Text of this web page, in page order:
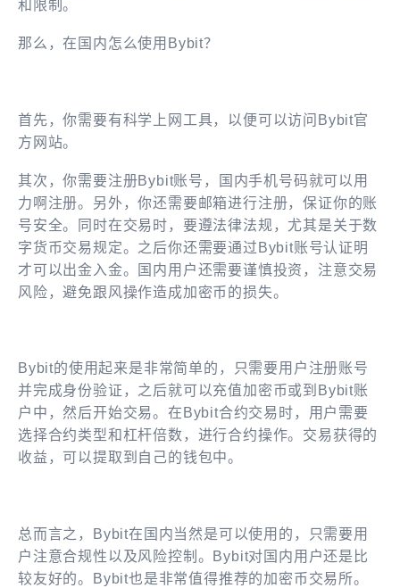
和限制。
那么，在国内怎么使用 Bybit？
首先，你需要有科学上网工具，以便可以访问Bybit官
方网站。
其次，你需要注册Bybit账号，国内手机号码就可以用
力啊注册。另外，你还需要邮箱进行注册，保证你的账
号安全。同时在交易时，要遵法律法规，尤其是关于数
字货币交易规定。之后你还需要通过 Bybit账号认证明
才可以出金入金。国内用户还需要谨慎投资， 注意交易
风险，避免跟风操作造成加密币的损失。
Bybit的使用起来是非常简单的，只需要用户注册账号
并完成身份验证，之后就可以充值加密币或到Bybit账
户中，然后开始交易。在Bybit合约交易时，用户需要
选择合约类型和杠杆倍数，进行合约操作。交易获得的
收益，可以提取到自己的钱包中。
总而言之，Bybit在国内当然是可以使用的，只需要用
户注意合规性以及风险控制。Bybit对国内用户还是比
较友好的。Bybit也是非常值得推荐的加密币交易所。